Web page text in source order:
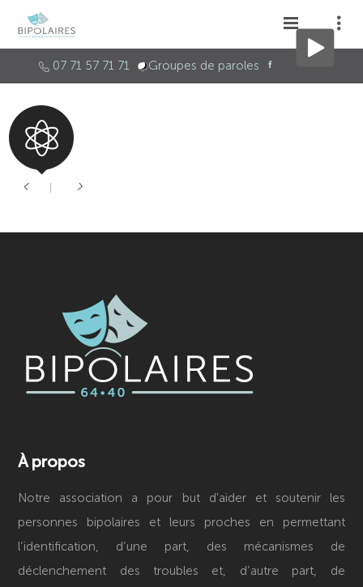
07 71 57 71 71 Groupes de paroles
À propos
Notre association a pour but d'aider et soutenir les
personnes bipolaires et leurs proches en permettant
l’identification, d’une part, des mécanismes de
déclenchement des troubles et, d’autre part, de